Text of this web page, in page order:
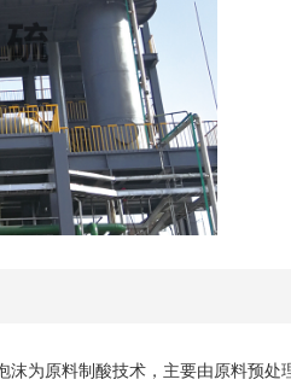
为原料制酸技术，主要由原料预处